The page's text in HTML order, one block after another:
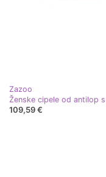
Zazoo
109,59 €